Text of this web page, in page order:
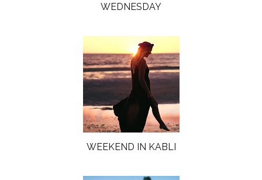
WEDNESDAY
WEEKEND IN KABLI